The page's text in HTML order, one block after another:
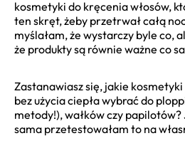
kosmetyki do kręcenia włosów,
ten skręt, żeby przetrwał całą
myślałam, że wystarczy byle co,
że produkty są równie ważne co
Zastanawiasz się, jakie
bez użycia ciepła wybrać do
metody!), wałków czy
sama przetestowałam to na